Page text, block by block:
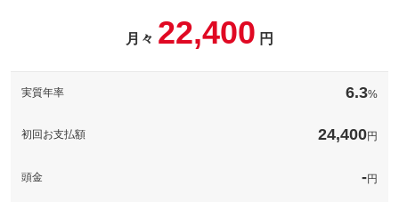
す。※人気の数字等は、抽選になることがございます。ご了承く
備考
月々 22,400 円
実質年率 6.3%
初回お支払額 24,400円
頭金 -円